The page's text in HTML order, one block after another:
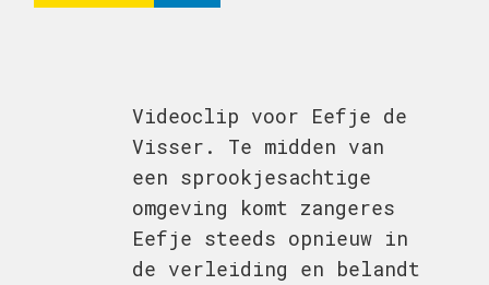
Videoclip voor Eefje de
Visser. Te midden van
een sprookjesachtige
omgeving komt zangeres
Eefje steeds opnieuw in
de verleiding en belandt